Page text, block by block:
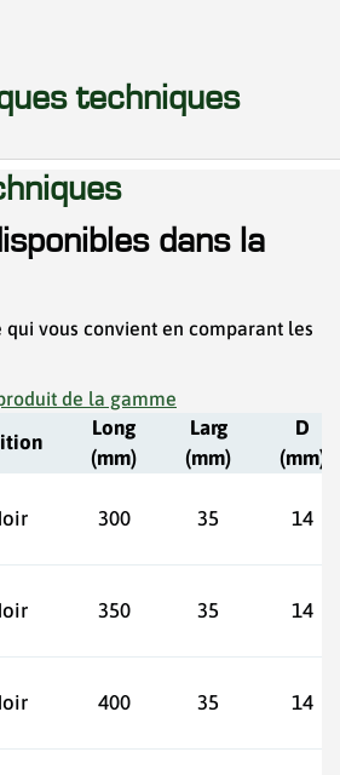
techniques
dans la
vous convient en comparant les
de la gamme
Long
(mm)
Larg
(mm)
D
(mm)
300 35 14
350 35 14
400 35 14